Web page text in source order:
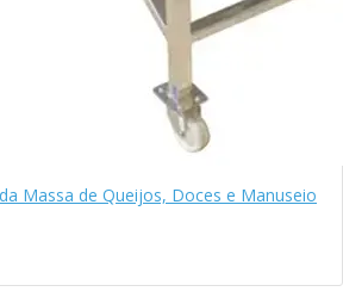
Massa de Queijos, Doces e Manuseio